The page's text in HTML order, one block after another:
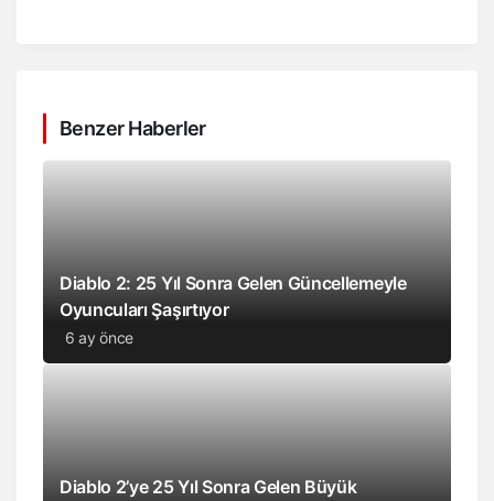
Benzer Haberler
Diablo 2: 25 Yıl Sonra Gelen Güncellemeyle
Oyuncuları Şaşırtıyor
6 ay önce
Diablo 2’ye 25 Yıl Sonra Gelen Büyük